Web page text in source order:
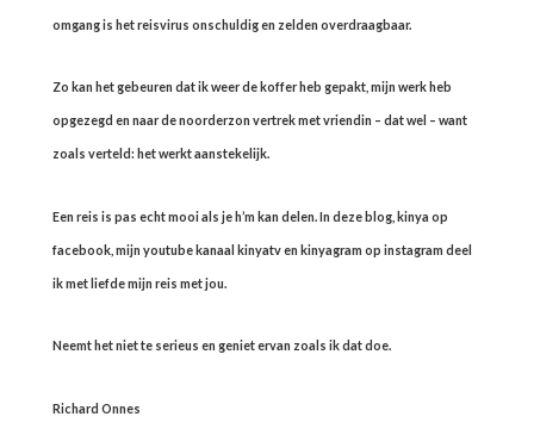
omgang is het reisvirus onschuldig en zelden overdraagbaar.
Zo kan het gebeuren dat ik weer de koffer heb gepakt, mijn werk heb
opgezegd en naar de noorderzon vertrek met vriendin – dat wel – want
zoals verteld: het werkt aanstekelijk.
Een reis is pas echt mooi als je h’m kan delen. In deze blog, kinya op
facebook, mijn youtube kanaal kinyatv en kinyagram op instagram deel
ik met liefde mijn reis met jou.
Neemt het niet te serieus en geniet ervan zoals ik dat doe.
Richard Onnes